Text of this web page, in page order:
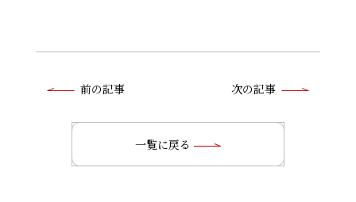
前の記事 次の記事
一覧に戻る